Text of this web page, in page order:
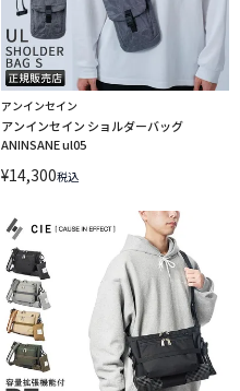
アンインセイン
アンインセイン ショルダーバッグ
ANINSANE ul05
¥14,300税込